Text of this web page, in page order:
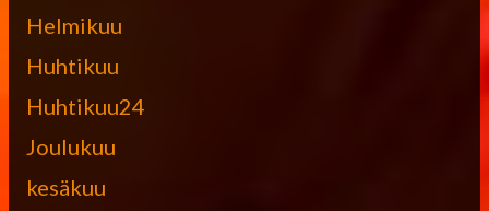
Helmikuu
Huhtikuu
Huhtikuu24
Joulukuu
kesäkuu